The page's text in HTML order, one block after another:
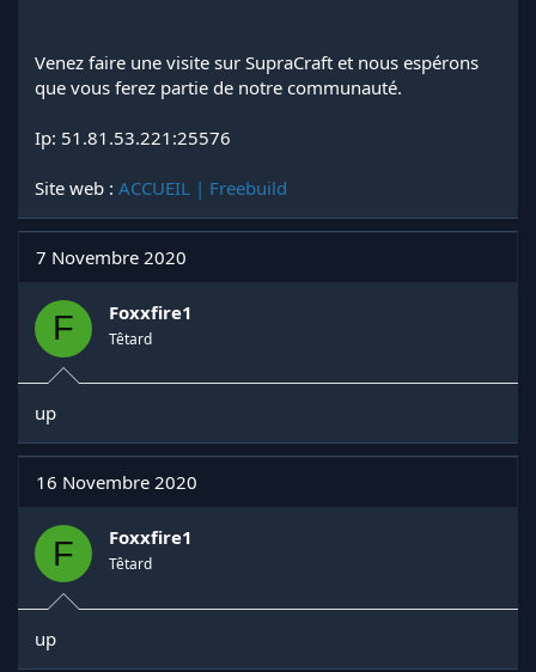
Venez faire une visite sur SupraCraft et nous espérons
que vous ferez partie de notre communauté.
Ip: 51.81.53.221:25576
Site web : ACCUEIL | Freebuild
7 Novembre 2020
F Foxxfire1
Têtard
up
16 Novembre 2020
F Foxxfire1
Têtard
up